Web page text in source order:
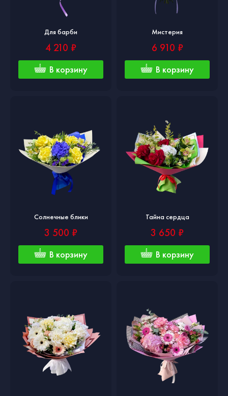
Для барби
4 210 ₽
В корзину
Мистерия
6 910 ₽
В корзину
Солнечные блики
3 500 ₽
В корзину
Тайна сердца
3 650 ₽
В корзину